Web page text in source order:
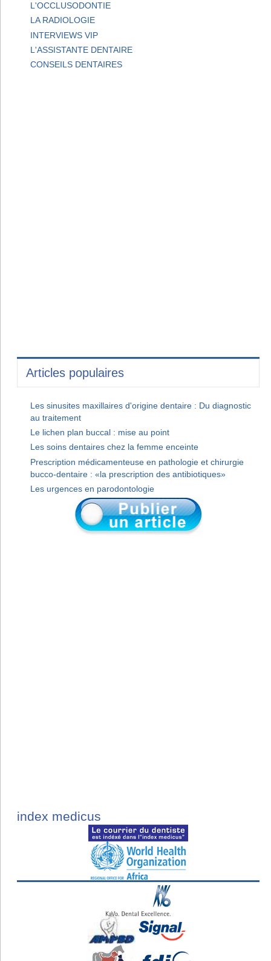
L'OCCLUSODONTIE
LA RADIOLOGIE
INTERVIEWS VIP
L'ASSISTANTE DENTAIRE
CONSEILS DENTAIRES
Articles populaires
Les sinusites maxillaires d'origine dentaire : Du diagnostic
au traitement
Le lichen plan buccal : mise au point
Les soins dentaires chez la femme enceinte
Prescription médicamenteuse en pathologie et chirurgie
bucco-dentaire : «la prescription des antibiotiques»
Les urgences en parodontologie
index medicus